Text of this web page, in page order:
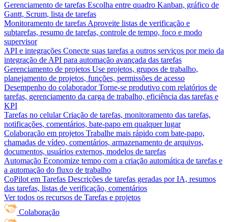
Gerenciamento de tarefas Escolha entre quadro Kanban, gráfico de
Gantt, Scrum, lista de tarefas
Monitoramento de tarefas Aproveite listas de verificação e
subtarefas, resumo de tarefas, controle de tempo, foco e modo
supervisor
API e integrações Conecte suas tarefas a outros serviços por meio da
integração de API para automação avançada das tarefas
Gerenciamento de projetos Use projetos, grupos de trabalho,
planejamento de projetos, funções, permissões de acesso
Desempenho do colaborador Torne-se produtivo com relatórios de
tarefas, gerenciamento da carga de trabalho, eficiência das tarefas e
KPI
Tarefas no celular Criação de tarefas, monitoramento das tarefas,
notificações, comentários, bate-papo em qualquer lugar
Colaboração em projetos Trabalhe mais rápido com bate-papo,
chamadas de vídeo, comentários, armazenamento de arquivos,
documentos, usuários externos, modelos de tarefas
Automação Economize tempo com a criação automática de tarefas e
a automação do fluxo de trabalho
CoPilot em Tarefas Descrições de tarefas geradas por IA, resumos
das tarefas, listas de verificação, comentários
Ver todos os recursos de Tarefas e projetos
Colaboração